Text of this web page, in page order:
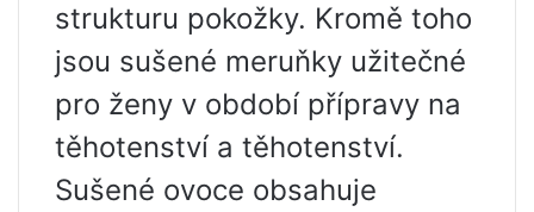
strukturu pokožky. Kromě toho
jsou sušené meruňky užitečné
pro ženy v období přípravy na
těhotenství a těhotenství.
Sušené ovoce obsahuje